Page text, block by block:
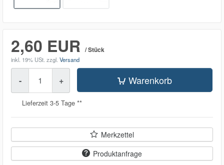
2,60 EUR / Stück
inkl. 19% USt. zzgl. Versand
- + Warenkorb
Lieferzeit 3-5 Tage **
Merkzettel
Produktanfrage